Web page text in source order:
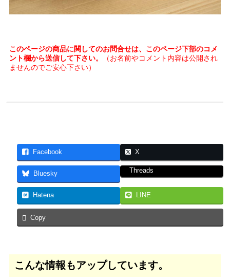
このページの商品に関してのお問合せは、このページ下部のコメ
ント欄から送信して下さい。
（お名前やコメント内容は公開され
ませんのでご安心下さい）
Facebook X
Bluesky Threads
Hatena LINE
Copy
こんな情報もアップしています。